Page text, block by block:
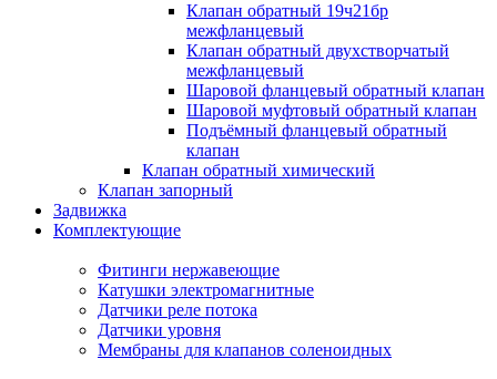
Клапан обратный 19ч21бр
межфланцевый
Клапан обратный двухстворчатый
межфланцевый
Шаровой фланцевый обратный клапан
Шаровой муфтовый обратный клапан
Подъёмный фланцевый обратный
клапан
Клапан обратный химический
Клапан запорный
Задвижка
Комплектующие
Фитинги нержавеющие
Катушки электромагнитные
Датчики реле потока
Датчики уровня
Мембраны для клапанов соленоидных